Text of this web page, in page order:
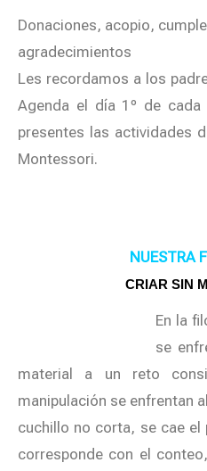
Donaciones, acopio,
agradecimientos
Les recordamos a los
Agenda el día 1º de
presentes las actividades
Montessori.
NUESTRA
CRIAR SIN
En la
se
material a un reto
manipulación se enfrentan
cuchillo no corta, se cae
corresponde con el